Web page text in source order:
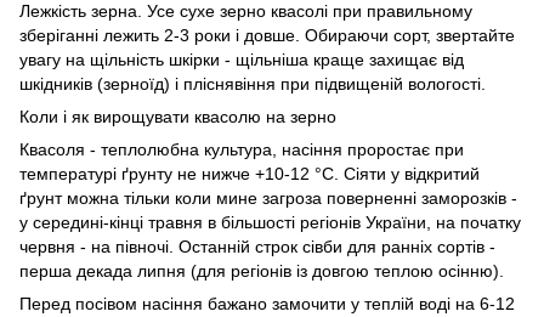
Лежкість зерна. Усе сухе зерно квасолі при правильному
зберіганні лежить 2-3 роки і довше. Обираючи сорт, звертайте
увагу на щільність шкірки - щільніша краще захищає від
шкідників (зерноїд) і пліснявіння при підвищеній вологості.
Коли і як вирощувати квасолю на зерно
Квасоля - теплолюбна культура, насіння проростає при
температурі ґрунту не нижче +10-12 °C. Сіяти у відкритий
ґрунт можна тільки коли мине загроза поверненні заморозків -
у середині-кінці травня в більшості регіонів України, на початку
червня - на півночі. Останній строк сівби для ранніх сортів -
перша декада липня (для регіонів із довгою теплою осінню).
Перед посівом насіння бажано замочити у теплій воді на 6-12